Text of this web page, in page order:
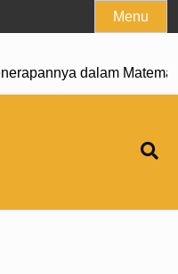
Menu
dalam